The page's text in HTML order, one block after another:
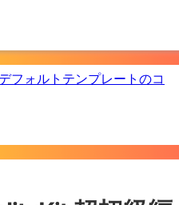
フォルトテンプレートのコ